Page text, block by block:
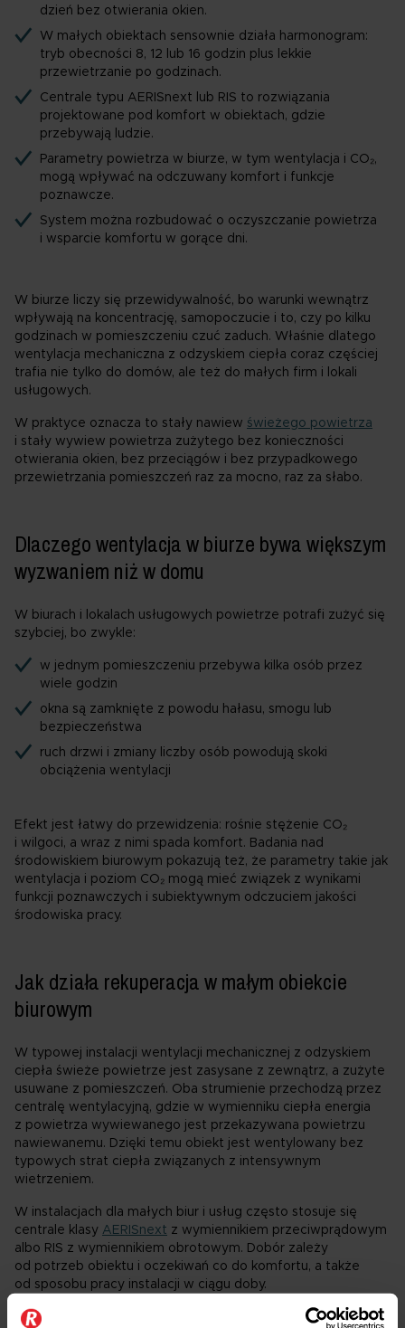
dzień bez otwierania okien.
W małych obiektach sensownie działa harmonogram:
tryb obecności 8, 12 lub 16 godzin plus lekkie
przewietrzanie po godzinach.
Centrale typu AERISnext lub RIS to rozwiązania
projektowane pod komfort w obiektach, gdzie
przebywają ludzie.
Parametry powietrza w biurze, w tym wentylacja i CO₂,
mogą wpływać na odczuwany komfort i funkcje
poznawcze.
System można rozbudować o oczyszczanie powietrza
i wsparcie komfortu w gorące dni.
W biurze liczy się przewidywalność, bo warunki wewnątrz
wpływają na koncentrację, samopoczucie i to, czy po kilku
godzinach w pomieszczeniu czuć zaduch. Właśnie dlatego
wentylacja mechaniczna z odzyskiem ciepła coraz częściej
trafia nie tylko do domów, ale też do małych firm i lokali
usługowych.
W praktyce oznacza to stały nawiew świeżego powietrza
i stały wywiew powietrza zużytego bez konieczności
otwierania okien, bez przeciągów i bez przypadkowego
przewietrzania pomieszczeń raz za mocno, raz za słabo.
Dlaczego wentylacja w biurze bywa większym
wyzwaniem niż w domu
W biurach i lokalach usługowych powietrze potrafi zużyć się
szybciej, bo zwykle:
w jednym pomieszczeniu przebywa kilka osób przez
wiele godzin
okna są zamknięte z powodu hałasu, smogu lub
bezpieczeństwa
ruch drzwi i zmiany liczby osób powodują skoki
obciążenia wentylacji
Efekt jest łatwy do przewidzenia: rośnie stężenie CO₂
i wilgoci, a wraz z nimi spada komfort. Badania nad
środowiskiem biurowym pokazują też, że parametry takie jak
wentylacja i poziom CO₂ mogą mieć związek z wynikami
funkcji poznawczych i subiektywnym odczuciem jakości
środowiska pracy.
Jak działa rekuperacja w małym obiekcie
biurowym
W typowej instalacji wentylacji mechanicznej z odzyskiem
ciepła świeże powietrze jest zasysane z zewnątrz, a zużyte
usuwane z pomieszczeń. Oba strumienie przechodzą przez
centralę wentylacyjną, gdzie w wymienniku ciepła energia
z powietrza wywiewanego jest przekazywana powietrzu
nawiewanemu. Dzięki temu obiekt jest wentylowany bez
typowych strat ciepła związanych z intensywnym
wietrzeniem.
W instalacjach dla małych biur i usług często stosuje się
centrale klasy AERISnext z wymiennikiem przeciwprądowym
albo RIS z wymiennikiem obrotowym. Dobór zależy
od potrzeb obiektu i oczekiwań co do komfortu, a także
od sposobu pracy instalacji w ciągu doby.